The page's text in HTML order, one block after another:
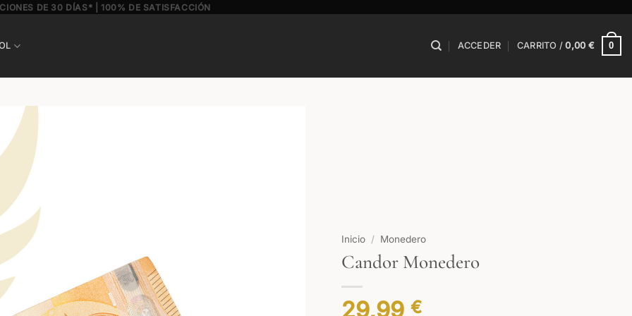
DE 30 DÍAS* | 100% DE SATISFACCIÓN
ACCEDER CARRITO /0,00 € 0
Inicio / Monedero
Candor Monedero
29,99 €